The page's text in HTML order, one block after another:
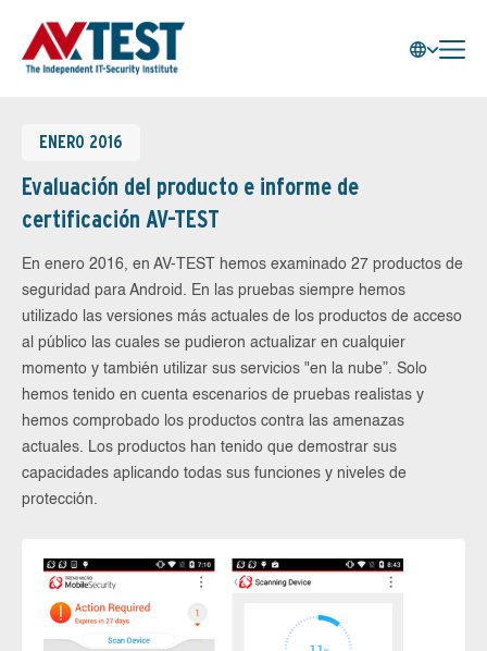
ENERO 2016
Evaluación del producto e informe de
certificación AV-TEST
En enero 2016, en AV-TEST hemos examinado 27 productos de
seguridad para Android. En las pruebas siempre hemos
utilizado las versiones más actuales de los productos de acceso
al público las cuales se pudieron actualizar en cualquier
momento y también utilizar sus servicios "en la nube”. Solo
hemos tenido en cuenta escenarios de pruebas realistas y
hemos comprobado los productos contra las amenazas
actuales. Los productos han tenido que demostrar sus
capacidades aplicando todas sus funciones y niveles de
protección.